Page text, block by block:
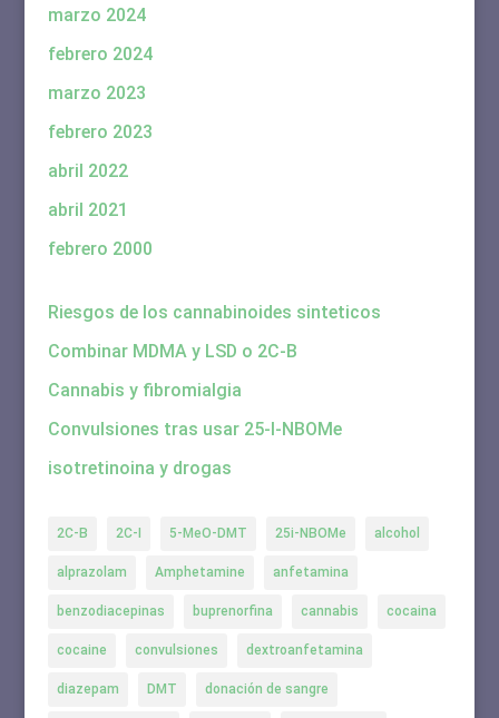
marzo 2024
febrero 2024
marzo 2023
febrero 2023
abril 2022
abril 2021
febrero 2000
Riesgos de los cannabinoides sinteticos
Combinar MDMA y LSD o 2C-B
Cannabis y fibromialgia
Convulsiones tras usar 25-I-NBOMe
isotretinoina y drogas
2C-B 2C-I 5-MeO-DMT 25i-NBOMe alcohol
alprazolam Amphetamine anfetamina
benzodiacepinas buprenorfina cannabis cocaina
cocaine convulsiones dextroanfetamina
diazepam DMT donación de sangre